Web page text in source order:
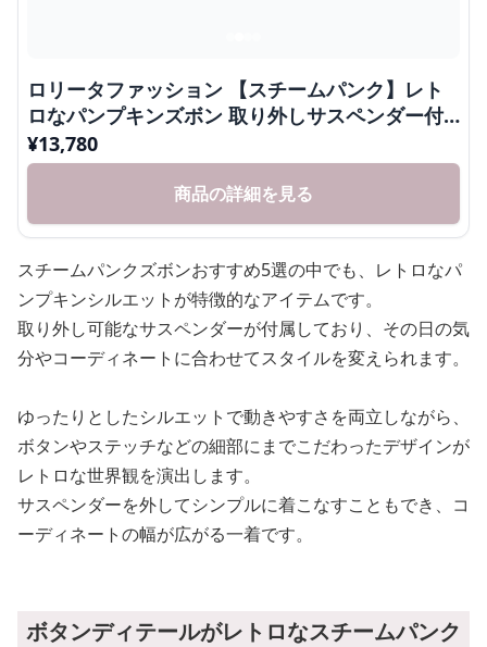
ロリータファッション 【スチームパンク】レト
ロなパンプキンズボン 取り外しサスペンダー付
き
¥13,780
商品の詳細を見る
スチームパンクズボンおすすめ5選の中でも、レトロなパ
ンプキンシルエットが特徴的なアイテムです。
取り外し可能なサスペンダーが付属しており、その日の気
分やコーディネートに合わせてスタイルを変えられます。
ゆったりとしたシルエットで動きやすさを両立しながら、
ボタンやステッチなどの細部にまでこだわったデザインが
レトロな世界観を演出します。
サスペンダーを外してシンプルに着こなすこともでき、コ
ーディネートの幅が広がる一着です。
ボタンディテールがレトロなスチームパンク